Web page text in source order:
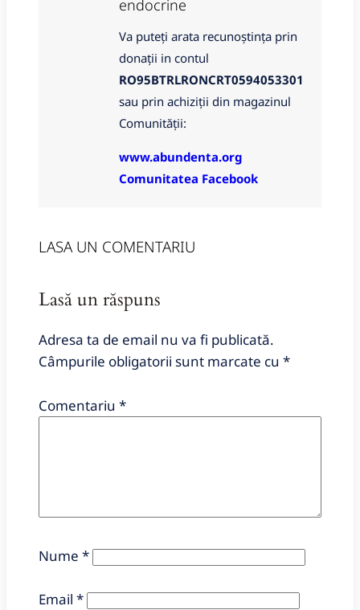
endocrine
Va puteți arata recunoștința prin
donații in contul
RO95BTRLRONCRT0594053301
sau prin achiziții din magazinul
Comunității:
www.abundenta.org
Comunitatea Facebook
LASA UN COMENTARIU
Lasă un răspuns
Adresa ta de email nu va fi publicată.
Câmpurile obligatorii sunt marcate cu *
Comentariu *
Nume *
Email *